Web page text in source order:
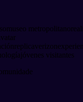
museo metropolitano
replicaverizon
jóvenes visitantes